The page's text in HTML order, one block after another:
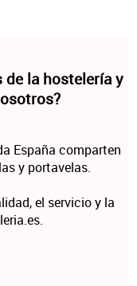
de la hostelería y
España comparten
y portavelas.
el servicio y la